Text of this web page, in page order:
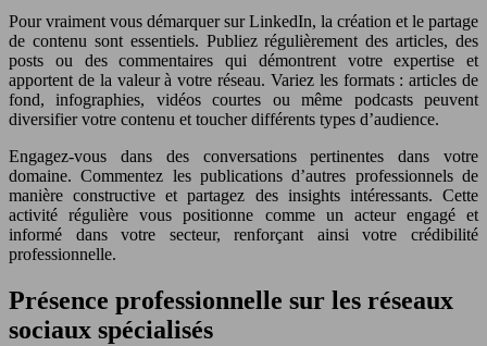
Pour vraiment vous démarquer sur LinkedIn, la création et le partage
de contenu sont essentiels. Publiez régulièrement des articles, des
posts ou des commentaires qui démontrent votre expertise et
apportent de la valeur à votre réseau. Variez les formats : articles de
fond, infographies, vidéos courtes ou même podcasts peuvent
diversifier votre contenu et toucher différents types d’audience.
Engagez-vous dans des conversations pertinentes dans votre
domaine. Commentez les publications d’autres professionnels de
manière constructive et partagez des insights intéressants. Cette
activité régulière vous positionne comme un acteur engagé et
informé dans votre secteur, renforçant ainsi votre crédibilité
professionnelle.
Présence professionnelle sur les réseaux
sociaux spécialisés